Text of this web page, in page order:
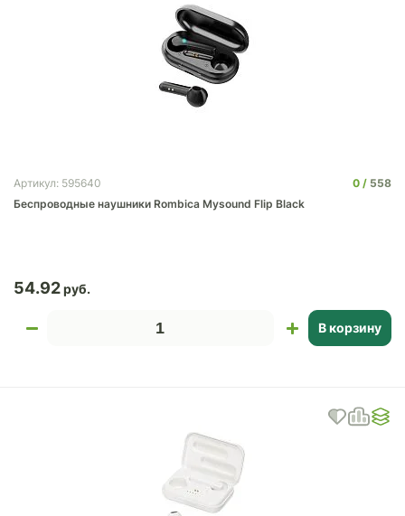
Артикул: 595640 0
558
Беспроводные наушники Rombica Mysound Flip Black
54.92
В корзину